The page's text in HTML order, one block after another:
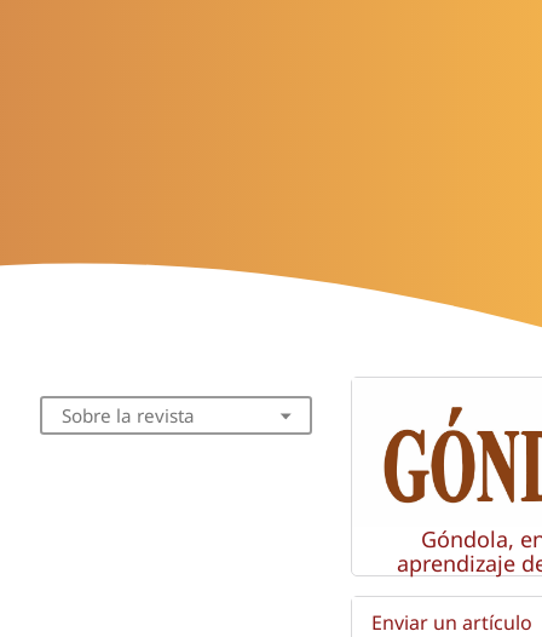
Sobre la revista
Góndola,
aprendizaje
Enviar un artículo